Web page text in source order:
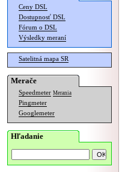
Ceny DSL
Dostupnosť DSL
Fórum o DSL
Výsledky meraní
Satelitná mapa SR
Merače
Speedmeter Merania
Pingmeter
Googlemeter
Hľadanie